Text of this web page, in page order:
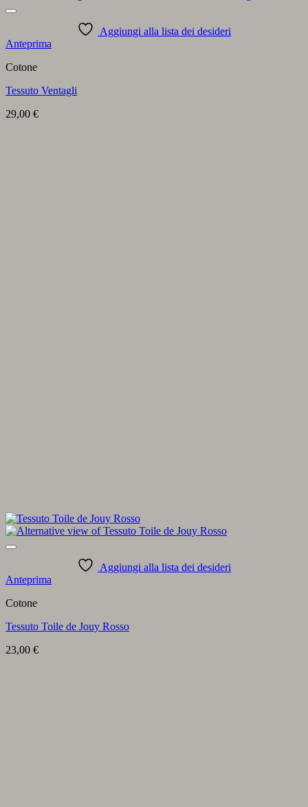
Aggiungi alla lista dei desideri
Anteprima
Cotone
Tessuto Ventagli
29,00 €
Aggiungi alla lista dei desideri
Anteprima
Cotone
Tessuto Toile de Jouy Rosso
23,00 €